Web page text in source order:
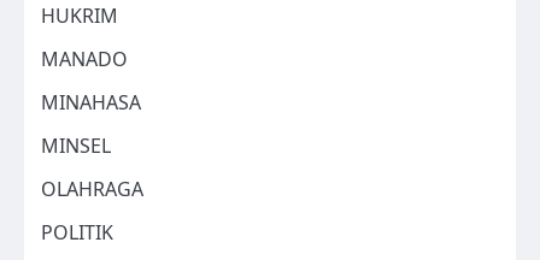
HUKRIM
MANADO
MINAHASA
MINSEL
OLAHRAGA
POLITIK